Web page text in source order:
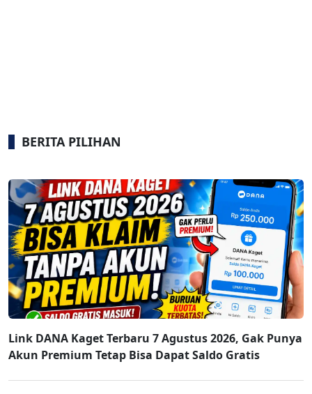
BERITA PILIHAN
Link DANA Kaget Terbaru 7 Agustus 2026, Gak Punya
Akun Premium Tetap Bisa Dapat Saldo Gratis